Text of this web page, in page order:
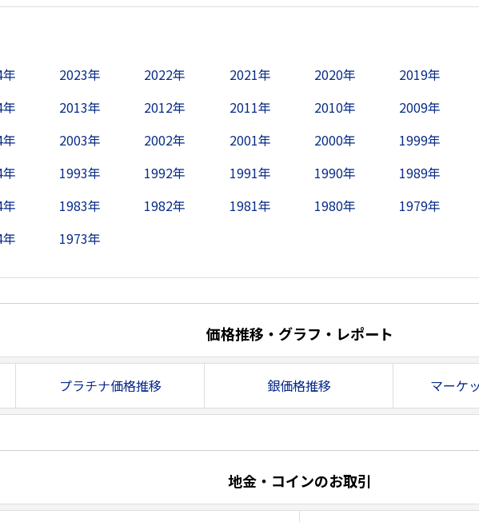
2023年 2022年 2021年 2020年
2019年
2013年 2012年 2011年 2010年
2009年
2003年 2002年 2001年 2000年
1999年
1993年 1992年 1991年 1990年
1989年
1983年 1982年 1981年 1980年
1979年
1973年
価格推移・グラフ・レポート
プラチナ価格推移 銀価格推移 マーケ
地金・コインのお取引